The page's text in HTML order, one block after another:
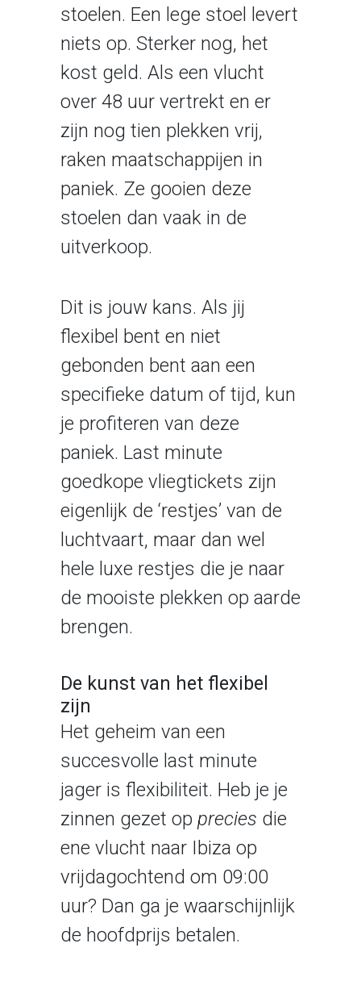
stoelen. Een lege stoel levert
niets op. Sterker nog, het
kost geld. Als een vlucht
over 48 uur vertrekt en er
zijn nog tien plekken vrij,
raken maatschappijen in
paniek. Ze gooien deze
stoelen dan vaak in de
uitverkoop.
Dit is jouw kans. Als jij
flexibel bent en niet
gebonden bent aan een
specifieke datum of tijd, kun
je profiteren van deze
paniek. Last minute
goedkope vliegtickets zijn
eigenlijk de ‘restjes’ van de
luchtvaart, maar dan wel
hele luxe restjes die je naar
de mooiste plekken op aarde
brengen.
De kunst van het flexibel
zijn
Het geheim van een
succesvolle last minute
jager is flexibiliteit. Heb je je
zinnen gezet op precies die
ene vlucht naar Ibiza op
vrijdagochtend om 09:00
uur? Dan ga je waarschijnlijk
de hoofdprijs betalen.